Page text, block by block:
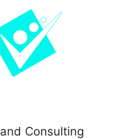
Consulting